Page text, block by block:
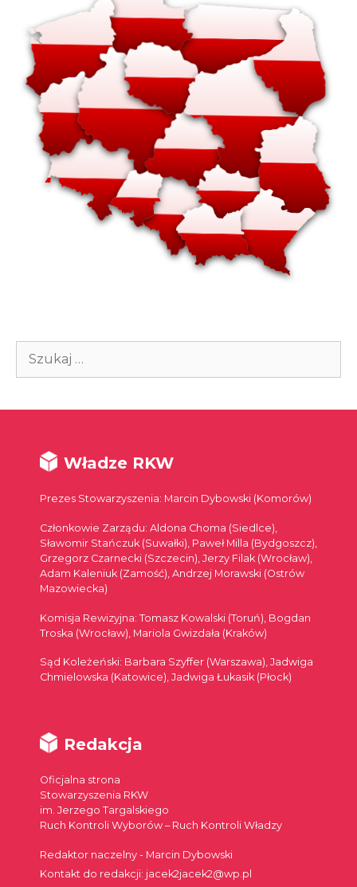
Szukaj:
Władze RKW
Prezes Stowarzyszenia: Marcin Dybowski (Komorów)
Członkowie Zarządu: Aldona Choma (Siedlce),
Sławomir Stańczuk (Suwałki), Paweł Milla (Bydgoszcz),
Grzegorz Czarnecki (Szczecin), Jerzy Filak (Wrocław),
Adam Kaleniuk (Zamość), Andrzej Morawski (Ostrów
Mazowiecka)
Komisja Rewizyjna: Tomasz Kowalski (Toruń), Bogdan
Troska (Wrocław), Mariola Gwizdała (Kraków)
Sąd Koleżeński: Barbara Szyffer (Warszawa), Jadwiga
Chmielowska (Katowice), Jadwiga Łukasik (Płock)
Redakcja
Oficjalna strona
Stowarzyszenia RKW
im. Jerzego Targalskiego
Ruch Kontroli Wyborów – Ruch Kontroli Władzy
Redaktor naczelny - Marcin Dybowski
Kontakt do redakcji: jacek2jacek2@wp.pl